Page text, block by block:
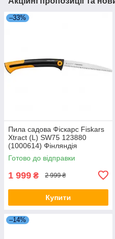
–33%
Пила садова Фіскарс Fiskars
Xtract (L) SW75 123880
(1000614) Фінляндія
Готово до відправки
1 999 ₴ 2 999 ₴
Купити
–14%